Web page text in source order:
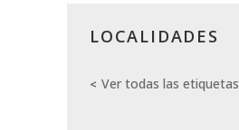
LOCALIDADES
Ver todas las etiquetas